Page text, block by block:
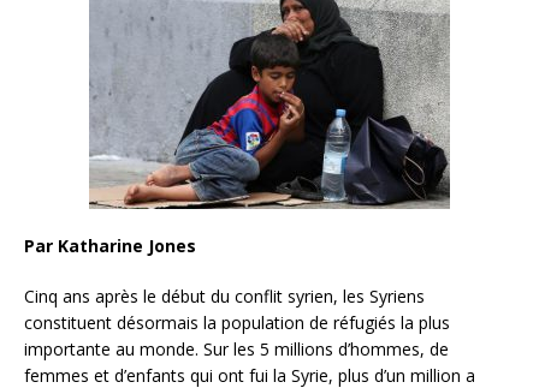
Par Katharine Jones
Cinq ans après le début du conflit syrien, les Syriens
constituent désormais la population de réfugiés la plus
importante au monde. Sur les 5 millions d’hommes, de
femmes et d’enfants qui ont fui la Syrie, plus d’un million a